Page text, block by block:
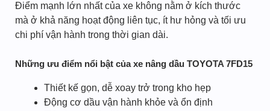
Điểm mạnh lớn nhất của xe không nằm ở kích thước
mà ở khả năng hoạt động liên tục, ít hư hỏng và tối ưu
chi phí vận hành trong thời gian dài.
Những ưu điểm nổi bật của xe nâng dầu TOYOTA 7FD15
Thiết kế gọn, dễ xoay trở trong kho hẹp
Động cơ dầu vận hành khỏe và ổn định